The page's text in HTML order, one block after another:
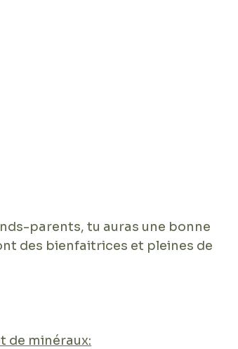
parents, tu auras une bonne
des bienfaitrices et pleines de
de minéraux: